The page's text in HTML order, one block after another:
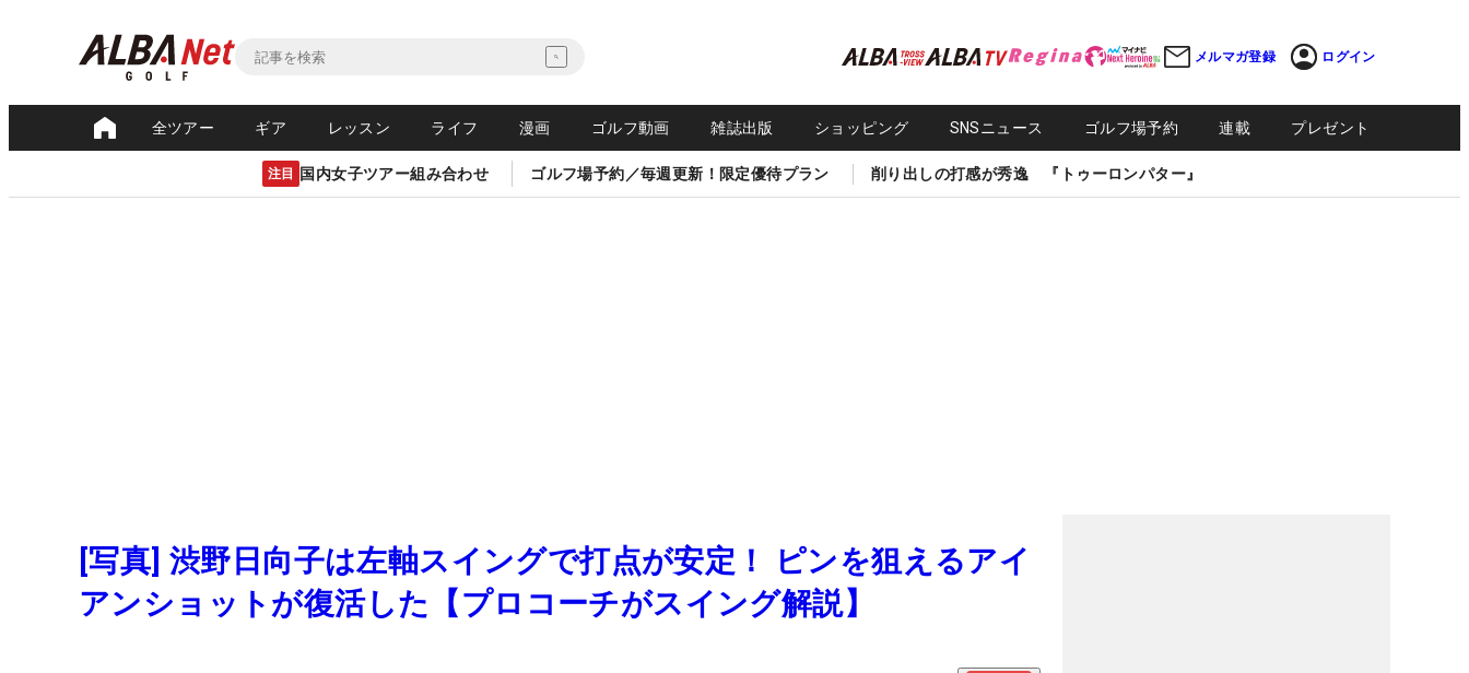
メルマガ登録 ログイン
全ツアー ギア レッスン ライフ 漫画 ゴルフ動画 雑誌出版 ショッピング SNSニュース ゴルフ場予約 連載 プレゼント
注目 国内女子ツアー組み合わせ ゴルフ場予約／毎週更新！限定優待プラン 削り出しの打感が秀逸 『トゥーロンパター』
[写真] 渋野日向子は左軸スイングで打点が安定！ ピンを狙えるアイ
アンショットが復活した【プロコーチがスイング解説】